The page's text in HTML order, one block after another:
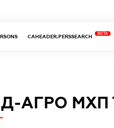
CAHEADER.PERSSEARCH
BETA
АГРО МХП